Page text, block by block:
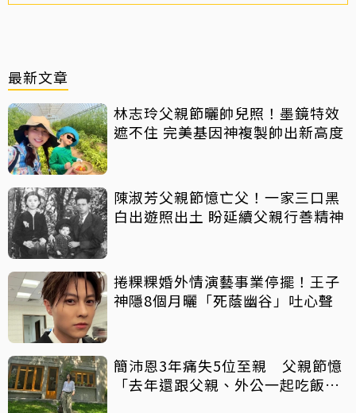
最新文章
林志玲父親節曬帥兒照！墨鏡特效
遮不住 完美基因神複製帥出新高度
陳淑芳父親節憶亡父！一家三口黑
白出遊照出土 盼延續父親行善精神
捲粿粿婚外情演藝事業停擺！王子
神隱8個月曬「死蔭幽谷」吐心聲
簡沛恩3年痛失5位至親 父親節憶
「去年還跟父親、外公一起吃飯聊